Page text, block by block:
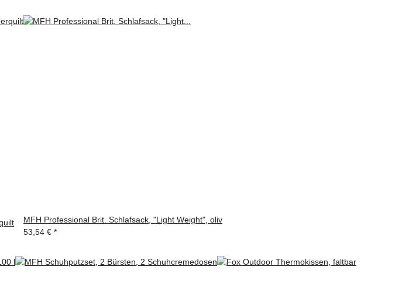
MFH Professional Brit. Schlafsack, "Light Weight", oliv
53,54 € *